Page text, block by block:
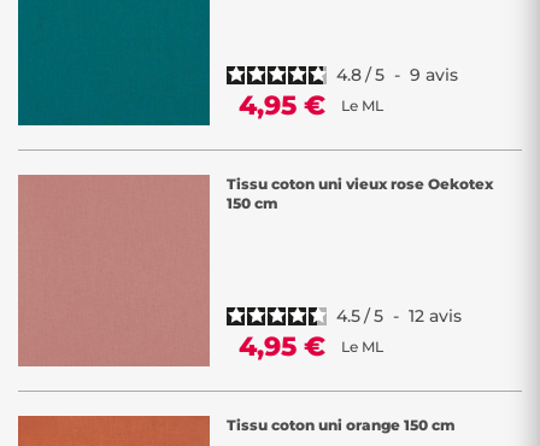
4.8/5 - 9 avis
4,95 € Le ML
Tissu coton uni vieux rose Oekotex
150 cm
4.5/5 - 12 avis
4,95 € Le ML
Tissu coton uni orange 150 cm